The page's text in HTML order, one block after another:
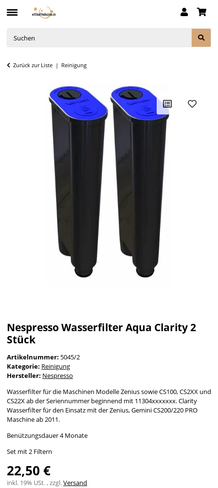
Zurück zur Liste Reinigung
Nespresso Wasserfilter Aqua Clarity 2
Stück
Artikelnummer: 5045/2
Kategorie: Reinigung
Hersteller: Nespresso
Wasserfilter für die Maschinen Modelle Zenius sowie CS100, CS2XX und
CS22X ab der Seriennummer beginnend mit 11304xxxxxxx. Clarity
Wasserfilter für den Einsatz mit der Zenius, Gemini CS200/220 PRO
Maschine ab 2011.
Benützungsdauer 4 Monate
Set mit 2 Filtern
22,50 €
inkl. 19% USt. , zzgl.Versand